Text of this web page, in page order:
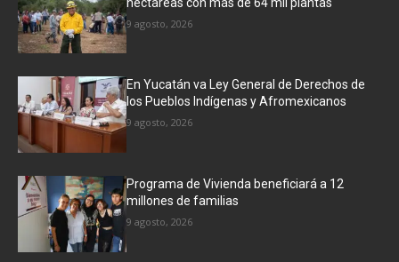
9 agosto, 2026
En Yucatán va Ley General de Derechos de
los Pueblos Indígenas y Afromexicanos
9 agosto, 2026
Programa de Vivienda beneficiará a 12
millones de familias
9 agosto, 2026